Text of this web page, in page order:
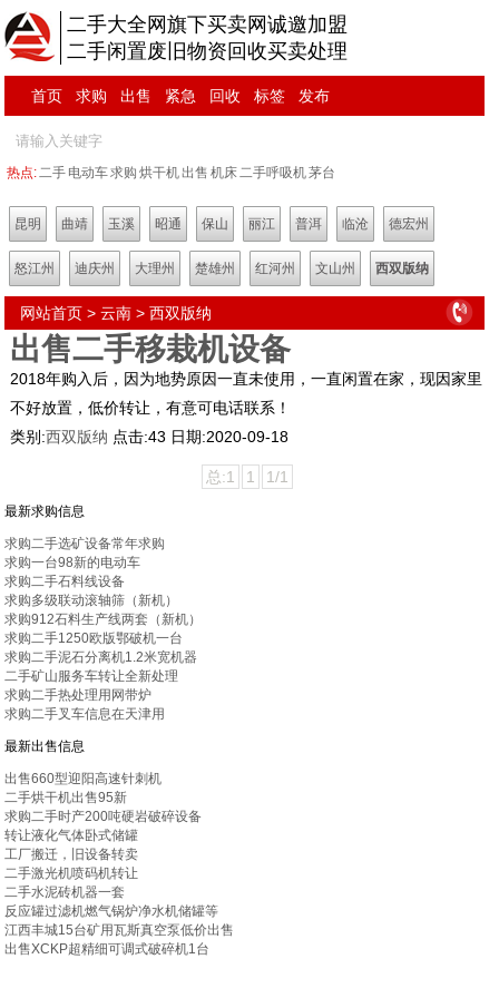
二手大全网旗下买卖网诚邀加盟
二手闲置废旧物资回收买卖处理
首页 求购 出售 紧急 回收 标签 发布
热点:二手 电动车求购 烘干机出售 机床二手呼吸机茅台
昆明 曲靖 玉溪 昭通 保山 丽江 普洱 临沧 德宏州
怒江州 迪庆州 大理州 楚雄州 红河州 文山州 西双版纳
网站首页 >云南 >西双版纳
出售二手移栽机设备
2018年购入后，因为地势原因一直未使用，一直闲置在家，现因家里
不好放置，低价转让，有意可电话联系！
类别:西双版纳 点击:43 日期:2020-09-18
总:1 1 1/1
最新求购信息
求购二手选矿设备常年求购
求购一台98新的电动车
求购二手石料线设备
求购多级联动滚轴筛（新机）
求购912石料生产线两套（新机）
求购二手1250欧版鄂破机一台
求购二手泥石分离机1.2米宽机器
二手矿山服务车转让全新处理
求购二手热处理用网带炉
求购二手叉车信息在天津用
最新出售信息
出售660型迎阳高速针刺机
二手烘干机出售95新
求购二手时产200吨硬岩破碎设备
转让液化气体卧式储罐
工厂搬迁，旧设备转卖
二手激光机喷码机转让
二手水泥砖机器一套
反应罐过滤机燃气锅炉净水机储罐等
江西丰城15台矿用瓦斯真空泵低价出售
出售XCKP超精细可调式破碎机1台